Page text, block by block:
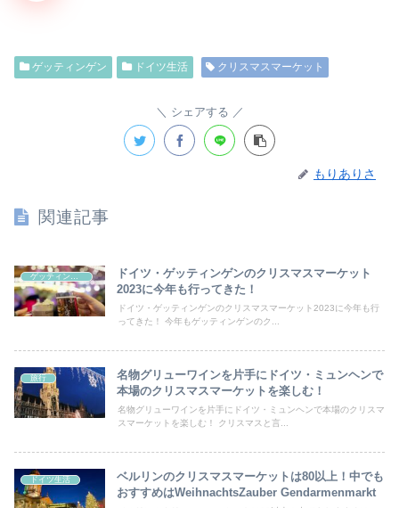
ゲッティンゲン ドイツ生活 クリスマスマーケット
シェアする
もりありさ
関連記事
ドイツ・ゲッティンゲンのクリスマスマーケット
2023に今年も行ってきた！
ドイツ・ゲッティンゲンのクリスマスマーケット2023に今年も行
ってきた！ 今年もゲッティンゲンのク...
旅行
名物グリューワインを片手にドイツ・ミュンヘンで
本場のクリスマスマーケットを楽しむ！
名物グリューワインを片手にドイツ・ミュンヘンで本場のクリスマ
スマーケットを楽しむ！ クリスマスと言...
ドイツ生活
ベルリンのクリスマスマーケットは80以上！中でも
おすすめはWeihnachtsZauber Gendarmenmarkt